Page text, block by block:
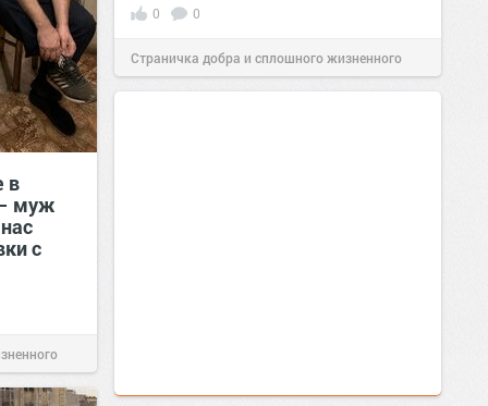
в
муж
с
0 0
Страничка добра и сплошного жизненного
позитива!16:38 Сегодня